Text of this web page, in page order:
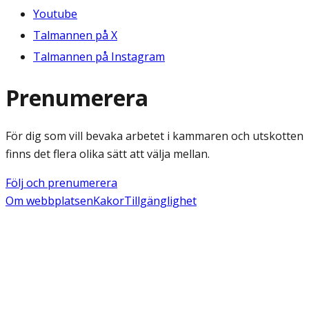
Youtube
Talmannen på X
Talmannen på Instagram
Prenumerera
För dig som vill bevaka arbetet i kammaren och utskotten
finns det flera olika sätt att välja mellan.
Följ och prenumerera
Om webbplatsenKakorTillgänglighet